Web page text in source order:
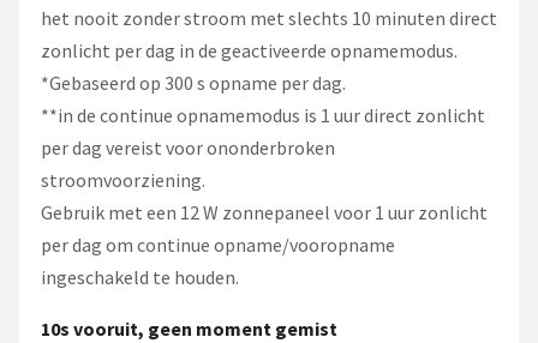
het nooit zonder stroom met slechts 10 minuten direct
zonlicht per dag in de geactiveerde opnamemodus.
*Gebaseerd op 300 s opname per dag.
**in de continue opnamemodus is 1 uur direct zonlicht
per dag vereist voor ononderbroken
stroomvoorziening.
Gebruik met een 12 W zonnepaneel voor 1 uur zonlicht
per dag om continue opname/vooropname
ingeschakeld te houden.
10s vooruit, geen moment gemist